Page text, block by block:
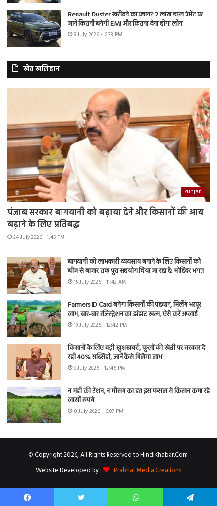
Renault Duster खरीदने का प्लान? 2 लाख डाउन पेमेंट पर
जानें कितनी बनेगी EMI और कितना देना होगा लोन
9 July 2026 - 6:33 PM
खेत खलिहान
Punjab
पंजाब सरकार बागवानी को बढ़ावा देने और किसानों की आय
बढ़ाने के लिए प्रतिबद्ध
24 July 2026 - 1:45 PM
बागवानी को लाभकारी व्यवसाय बनाने के लिए किसानों को
बीज से बाजार तक पूरा सहयोग दिया जा रहा है: मोहिंदर भगत
15 July 2026 - 11:43 AM
Farmers ID Card बनेगा किसानों की पहचान, मिलेंगे भरपूर
लाभ, बार-बार रजिस्ट्रेशन का झंझट खत्म, ऐसे करें अप्लाई
10 July 2026 - 12:42 PM
किसानों के लिए बड़ी खुशखबरी, फूलों की खेती पर सरकार दे
रही 40% सब्सिडी, जानें कैसे मिलेगा लाभ
9 July 2026 - 12:46 PM
न मंडी की टेंशन, न मौसम का डर! इस फसल से किसान कमा रहे
लाखों रुपये
8 July 2026 - 6:07 PM
© Copyright 2026, All Rights Reserved to HindiKhabar.Com
Website Developed by
Prabhat Media Creations